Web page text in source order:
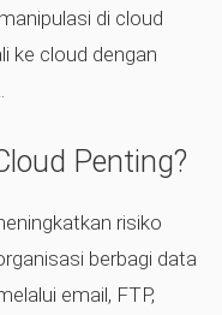
di cloud
ke cloud dengan
Penting?
risiko
berbagi data
email, FTP,